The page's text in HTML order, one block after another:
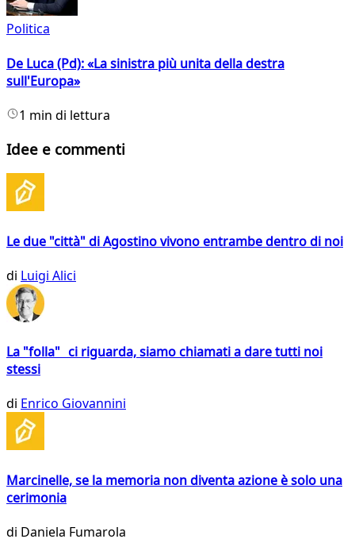
Politica
De Luca (Pd): «La sinistra più unita della destra
sull'Europa»
1 min di lettura
Idee e commenti
Le due "città" di Agostino vivono entrambe dentro di noi
di Luigi Alici
La "folla" ci riguarda, siamo chiamati a dare tutti noi
stessi
di Enrico Giovannini
Marcinelle, se la memoria non diventa azione è solo una
cerimonia
di Daniela Fumarola